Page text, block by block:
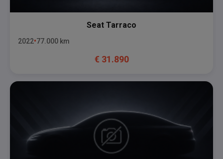
Seat Tarraco
2022 77.000 km
€ 31.890